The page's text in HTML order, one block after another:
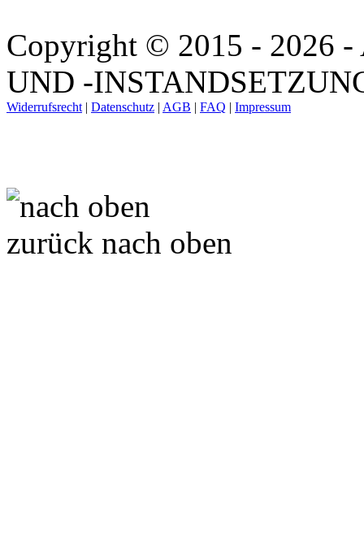
Copyright © 2015 - 2026
UND -
Widerrufsrecht | Datenschutz | AGB | FAQ | Impressum
zurück nach oben